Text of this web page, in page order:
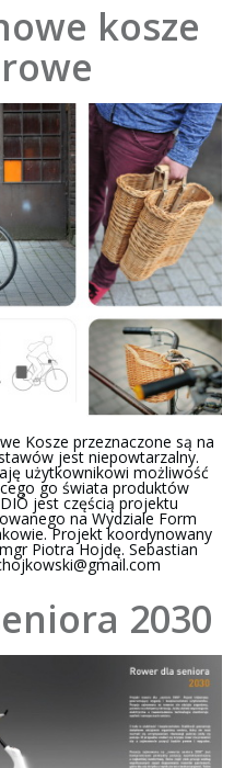
kosze
Kosze przeznaczone są na
jest niepowtarzalny.
użytkownikowi możliwość
go świata produktów
jest częścią projektu
na Wydziale Form
Projekt koordynowany
Piotra Hojdę. Sebastian
2030